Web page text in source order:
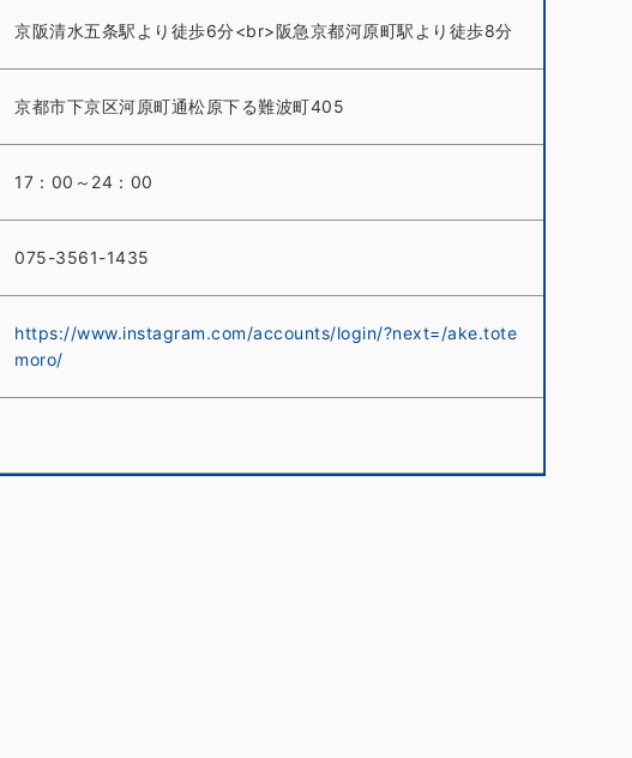
京阪清水五条駅より徒歩6分<br>阪急京都河原町駅より徒歩8分
京都市下京区河原町通松原下る難波町405
17：00～24：00
075-3561-1435
https://www.instagram.com/accounts/login/?next=/ake.tote
moro/